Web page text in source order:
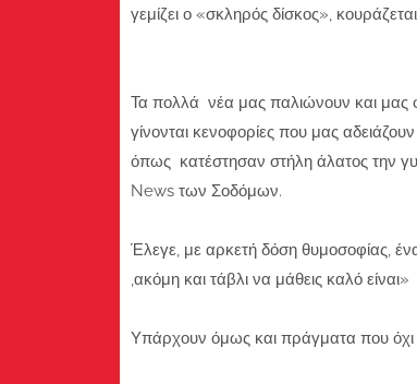
γεμίζει ο «σκληρός δίσκος»,
Τα πολλά νέα μας παλιώνουν και μας
γίνονται κενοφορίες που μας
όπως κατέστησαν στήλη άλατος την
News των Σοδόμων.
Έλεγε, με αρκετή δόση θυμοσοφίας,
,ακόμη και τάβλι να μάθεις καλό είναι»
Υπάρχουν όμως και πράγματα που